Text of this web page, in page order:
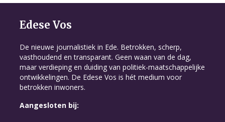
Edese Vos
De nieuwe journalistiek in Ede. Betrokken, scherp,
vasthoudend en transparant. Geen waan van de dag,
maar verdieping en duiding van politiek-maatschappelijke
ontwikkelingen. De Edese Vos is hét medium voor
betrokken inwoners.
Aangesloten bij: